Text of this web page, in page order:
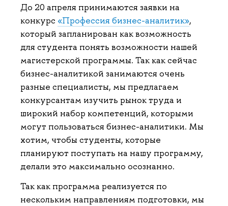
До 20 апреля принимаются заявки на
конкурс «Профессия бизнес-аналитик»,
который запланирован как возможность
для студента понять возможности нашей
магистерской программы. Так как сейчас
бизнес-аналитикой занимаются очень
разные специалисты, мы предлагаем
конкурсантам изучить рынок труда и
широкий набор компетенций, которыми
могут пользоваться бизнес-аналитики. Мы
хотим, чтобы студенты, которые
планируют поступать на нашу программу,
делали это максимально осознанно.
Так как программа реализуется по
нескольким направлениям подготовки, мы